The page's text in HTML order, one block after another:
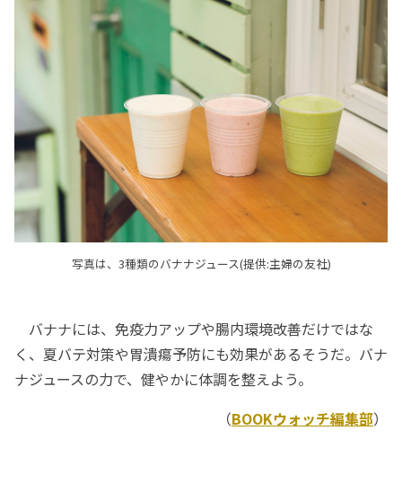
写真は、3種類のバナナジュース(提供:主婦の友社)
バナナには、免疫力アップや腸内環境改善だけではな
く、夏バテ対策や胃潰瘍予防にも効果があるそうだ。バナ
ナジュースの力で、健やかに体調を整えよう。
（BOOKウォッチ編集部）